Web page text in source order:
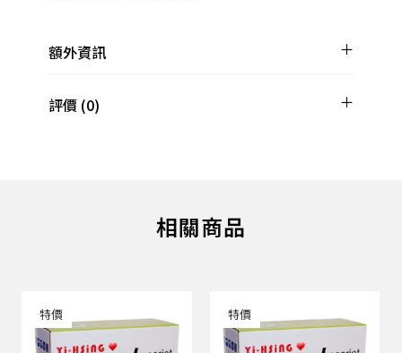
額外資訊
評價 (0)
相關商品
特價 特價